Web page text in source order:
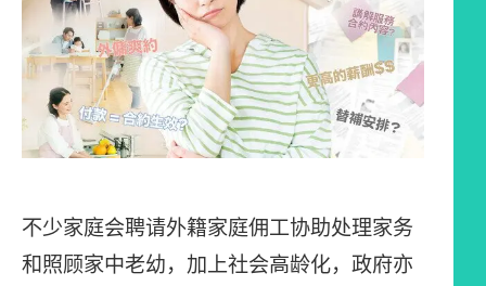
不少家庭会聘请外籍家庭佣工协助处理家务
和照顾家中老幼，加上社会高龄化，政府亦